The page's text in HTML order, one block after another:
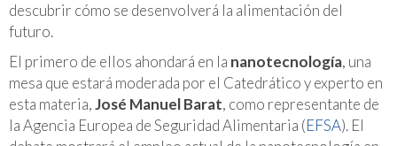
descubrir cómo se desenvolverá la alimentación del
futuro.
El primero de ellos ahondará en la nanotecnología, una
mesa que estará moderada por el Catedrático y experto en
esta materia,José Manuel Barat, como representante de
la Agencia Europea de Seguridad Alimentaria (EFSA). El